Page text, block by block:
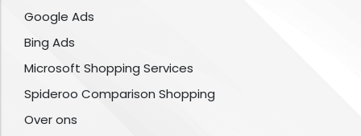
Google Ads
Bing Ads
Microsoft Shopping Services
Spideroo Comparison Shopping
Over ons